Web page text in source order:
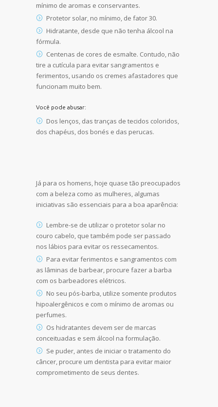
mínimo de aromas e conservantes.
Protetor solar, no mínimo, de fator 30.
Hidratante, desde que não tenha álcool na
fórmula.
Centenas de cores de esmalte. Contudo, não
tire a cutícula para evitar sangramentos e
ferimentos, usando os cremes afastadores que
funcionam muito bem.
Você pode abusar:
Dos lenços, das tranças de tecidos coloridos,
dos chapéus, dos bonés e das perucas.
Já para os homens, hoje quase tão preocupados
com a beleza como as mulheres, algumas
iniciativas são essenciais para a boa aparência:
Lembre-se de utilizar o protetor solar no
couro cabelo, que também pode ser passado
nos lábios para evitar os ressecamentos.
Para evitar ferimentos e sangramentos com
as lâminas de barbear, procure fazer a barba
com os barbeadores elétricos.
No seu pós-barba, utilize somente produtos
hipoalergênicos e com o mínimo de aromas ou
perfumes.
Os hidratantes devem ser de marcas
conceituadas e sem álcool na formulação.
Se puder, antes de iniciar o tratamento do
câncer, procure um dentista para evitar maior
comprometimento de seus dentes.